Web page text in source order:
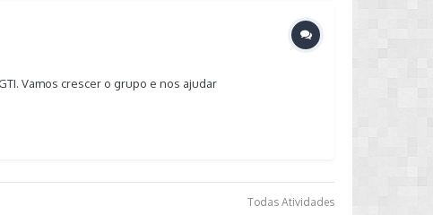
Vamos crescer o grupo e nos ajudar
Todas Atividades